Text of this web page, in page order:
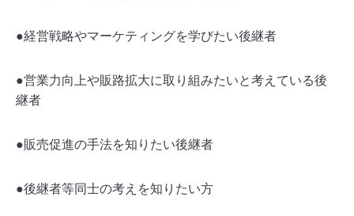
●経営戦略やマーケティングを学びたい後継者
●営業力向上や販路拡大に取り組みたいと考えている後
継者
●販売促進の手法を知りたい後継者
●後継者等同士の考えを知りたい方